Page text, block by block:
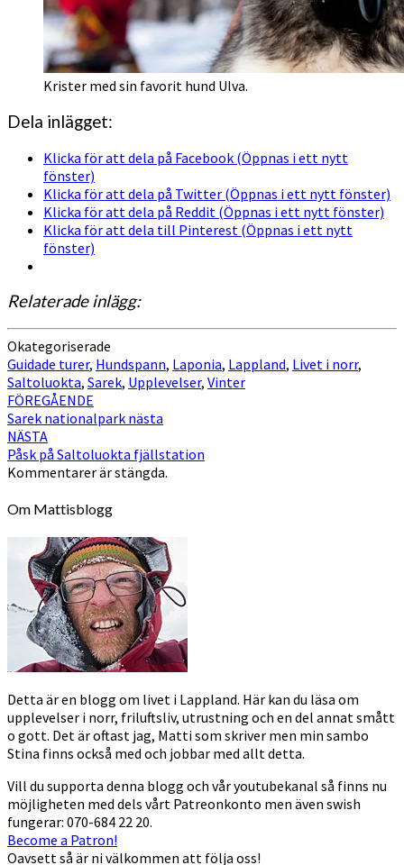
Krister med sin favorit hund Ulva.
Dela inlägget:
Klicka för att dela på Facebook (Öppnas i ett nytt
fönster)
Klicka för att dela på Twitter (Öppnas i ett nytt fönster)
Klicka för att dela på Reddit (Öppnas i ett nytt fönster)
Klicka för att dela till Pinterest (Öppnas i ett nytt
fönster)
Relaterade inlägg:
Okategoriserade
Guidade turer, Hundspann, Laponia, Lappland, Livet i norr,
Saltoluokta, Sarek, Upplevelser, Vinter
Inläggsnavigering
FÖREGÅENDE
Sarek nationalpark nästa
NÄSTA
Påsk på Saltoluokta fjällstation
Kommentarer är stängda.
Om Mattisblogg
Detta är en blogg om livet i Lappland. Här kan du läsa om
upplevelser i norr, friluftsliv, utrustning och en del annat smått
o gott. Det är oftast jag, Matti som skriver men min sambo
Stina finns också med och jobbar med allt detta.
Vill du supporta denna blogg och vår youtubekanal så finns nu
möjligheten med dels vårt Patreonkonto men även swish
fungerar: 070-684 22 20.
Become a Patron!
Oavsett så är ni välkommen att följa oss!